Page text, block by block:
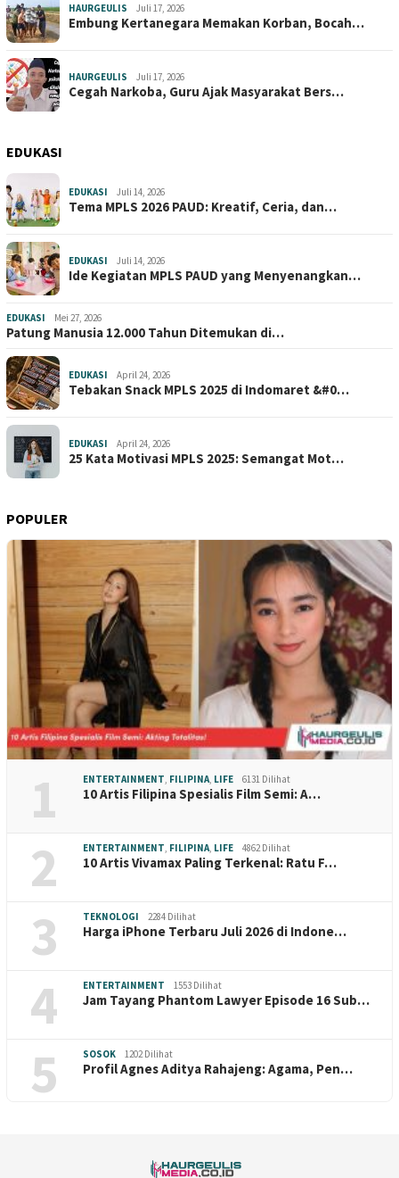
HAURGEULIS Juli 17, 2026
Embung Kertanegara Memakan Korban, Bocah…
HAURGEULIS Juli 17, 2026
Cegah Narkoba, Guru Ajak Masyarakat Bers…
EDUKASI
EDUKASI Juli 14, 2026
Tema MPLS 2026 PAUD: Kreatif, Ceria, dan…
EDUKASI Juli 14, 2026
Ide Kegiatan MPLS PAUD yang Menyenangkan…
EDUKASI Mei 27, 2026
Patung Manusia 12.000 Tahun Ditemukan di…
EDUKASI April 24, 2026
Tebakan Snack MPLS 2025 di Indomaret &#0…
EDUKASI April 24, 2026
25 Kata Motivasi MPLS 2025: Semangat Mot…
POPULER
1 ENTERTAINMENT FILIPINA LIFE 6131 Dilihat
10 Artis Filipina Spesialis Film Semi: A…
2 ENTERTAINMENT FILIPINA LIFE 4862 Dilihat
10 Artis Vivamax Paling Terkenal: Ratu F…
3 TEKNOLOGI 2284 Dilihat
Harga iPhone Terbaru Juli 2026 di Indone…
4 ENTERTAINMENT 1553 Dilihat
Jam Tayang Phantom Lawyer Episode 16 Sub…
5 SOSOK 1202 Dilihat
Profil Agnes Aditya Rahajeng: Agama, Pen…